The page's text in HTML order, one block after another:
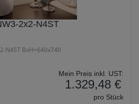
2x2-N4ST
N4ST BxH=640x740
Mein Preis inkl. UST:
1.329,48 €
pro Stück